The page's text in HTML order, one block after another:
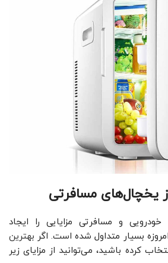
یخچال‌های مسافرتی
و مسافرتی مزایایی را ایجاد
بسیار متداول شده است. اگر بهترین
کرده باشید، می‌توانید از مزایای زیر